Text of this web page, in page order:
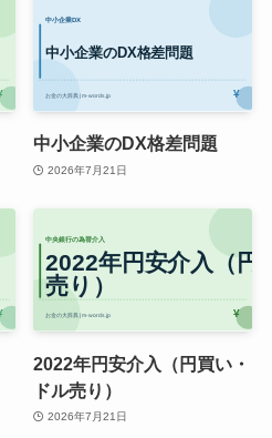
中小企業のDX格差問題
2026年7月21日
2022年円安介入（円買い・
ドル売り）
2026年7月21日